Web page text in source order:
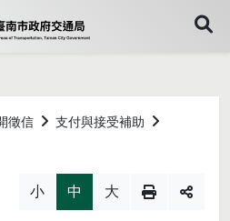
徵信
支付與接受補助
工具列
小 中 大